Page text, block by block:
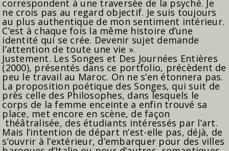
correspondent à une traversée de la psyché. Je
ne crois pas au regard objectif. Je suis toujours
au plus authentique de mon sentiment intérieur.
C’est à chaque fois la même histoire d’une
identité qui se crée. Devenir sujet demande
l’attention de toute une vie ».
Justement. Les Songes et Des Journées Entières
(2000), présentés dans ce portfolio, précèdent de
peu le travail au Maroc. On ne s’en étonnera pas.
La proposition poétique des Songes, qui suit de
près celle des Philosophes, dans lesquels le
corps de la femme enceinte a enfin trouvé sa
place, met encore en scène, de façon
théâtralisée, des étudiants intéressés par l’art.
Mais l’intention de départ n’est-elle pas, déjà, de
s’ouvrir à l’extérieur, d’embarquer pour des villes